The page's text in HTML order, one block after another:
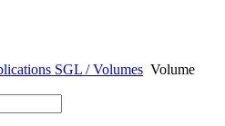
SGL / Volumes Volume